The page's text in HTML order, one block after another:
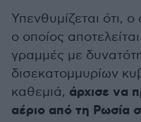
Υπενθυμίζεται ότι,
ο οποίος
γραμμές με
δισεκατομμυρίων
καθεμιά, άρχισε να
αέριο από τη Ρωσία